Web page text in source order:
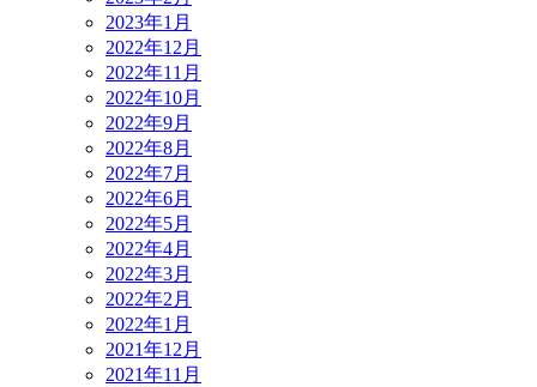
2023年1月
2022年12月
2022年11月
2022年10月
2022年9月
2022年8月
2022年7月
2022年6月
2022年5月
2022年4月
2022年3月
2022年2月
2022年1月
2021年12月
2021年11月